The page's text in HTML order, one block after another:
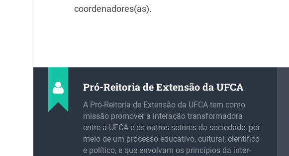
coordenadores(as).
Pró-Reitoria de Extensão da UFCA
A Pró-Reitoria de Extensão da UFCA tem como
missão promover a interação transformadora
entre a UFCA e os outros setores da sociedade, por
meio de um processo educativo, cultural, científico
e político, e que envolvam os princípios da inter-